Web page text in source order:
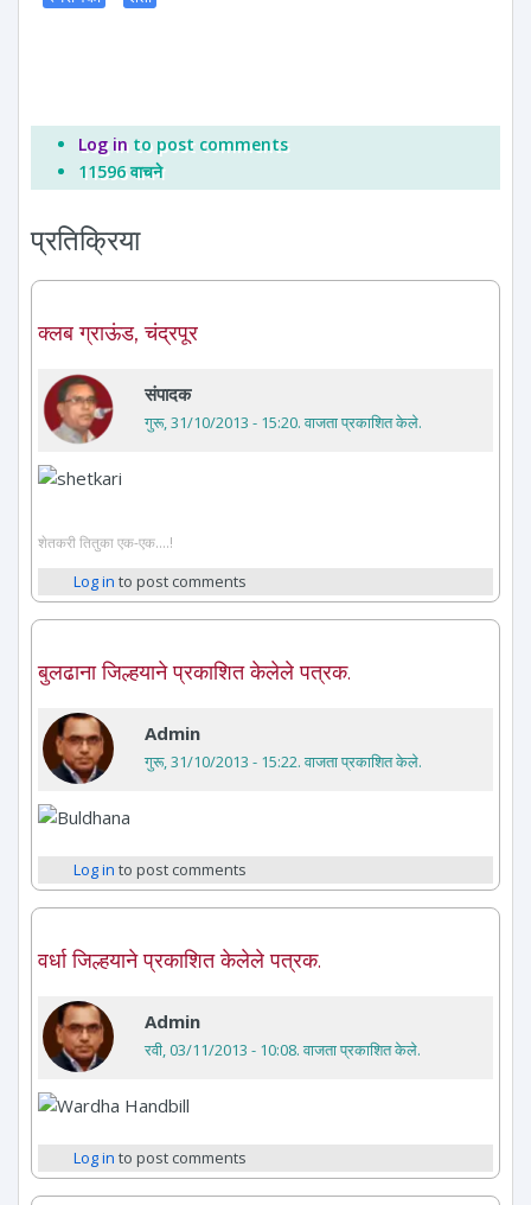
Log in to post comments
11596 वाचने
प्रतिक्रिया
क्लब ग्राऊंड, चंद्रपूर
संपादक
गुरू, 31/10/2013 - 15:20. वाजता प्रकाशित केले.
शेतकरी तितुका एक-एक....!
Log in to post comments
बुलढाना जिल्हयाने प्रकाशित केलेले पत्रक.
Admin
गुरू, 31/10/2013 - 15:22. वाजता प्रकाशित केले.
Log in to post comments
वर्धा जिल्हयाने प्रकाशित केलेले पत्रक.
Admin
रवी, 03/11/2013 - 10:08. वाजता प्रकाशित केले.
Log in to post comments